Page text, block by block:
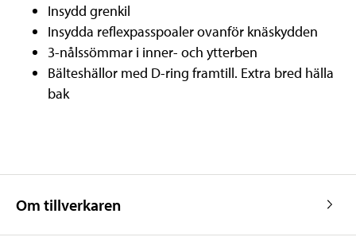
Insydd grenkil
Insydda reflexpasspoaler ovanför knäskydden
3-nålssömmar i inner- och ytterben
Bälteshällor med D-ring framtill. Extra bred hälla
bak
Om tillverkaren